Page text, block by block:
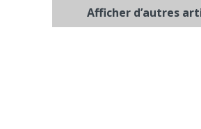
Afficher d’autres